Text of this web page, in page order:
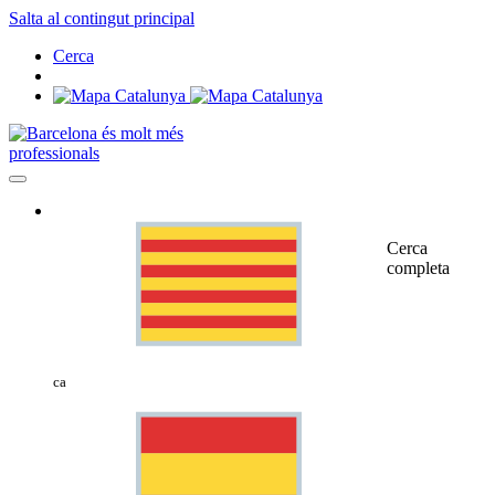
Salta al contingut principal
Cerca
professionals
ca
Cerca
completa